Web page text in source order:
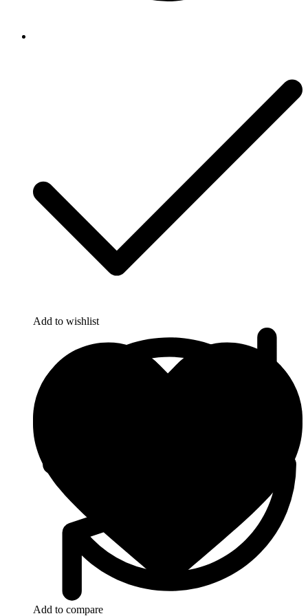
Add to wishlist
Add to compare